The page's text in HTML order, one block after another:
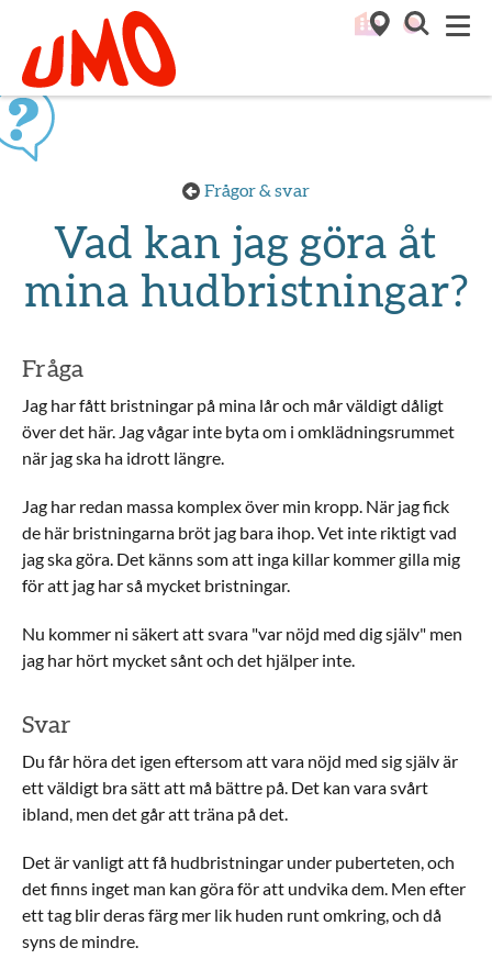
Till startsidan för Umo
Frågor & svar
Vad kan jag göra åt
mina hudbristningar?
Fråga
Jag har fått bristningar på mina lår och mår väldigt dåligt
över det här. Jag vågar inte byta om i omklädningsrummet
när jag ska ha idrott längre.
Jag har redan massa komplex över min kropp. När jag fick
de här bristningarna bröt jag bara ihop. Vet inte riktigt vad
jag ska göra. Det känns som att inga killar kommer gilla mig
för att jag har så mycket bristningar.
Nu kommer ni säkert att svara "var nöjd med dig själv" men
jag har hört mycket sånt och det hjälper inte.
Svar
Du får höra det igen eftersom att vara nöjd med sig själv är
ett väldigt bra sätt att må bättre på. Det kan vara svårt
ibland, men det går att träna på det.
Det är vanligt att få hudbristningar under puberteten, och
det finns inget man kan göra för att undvika dem. Men efter
ett tag blir deras färg mer lik huden runt omkring, och då
syns de mindre.